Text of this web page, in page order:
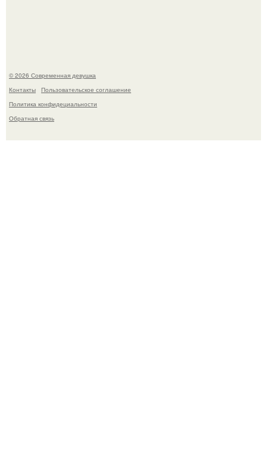
© 2026 Современная девушка
Контакты
Пользовательское соглашение
Политика конфидециальности
Обратная связь